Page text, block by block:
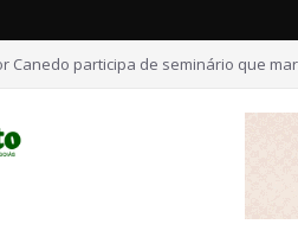
Canedo participa de seminário que